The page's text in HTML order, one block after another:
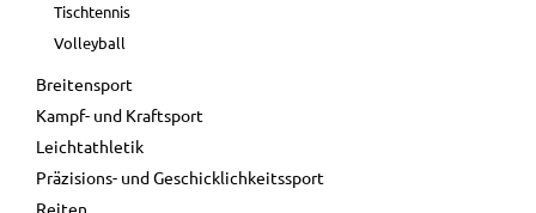
Tischtennis
Volleyball
Breitensport
Kampf- und Kraftsport
Leichtathletik
Präzisions- und Geschicklichkeitssport
Reiten